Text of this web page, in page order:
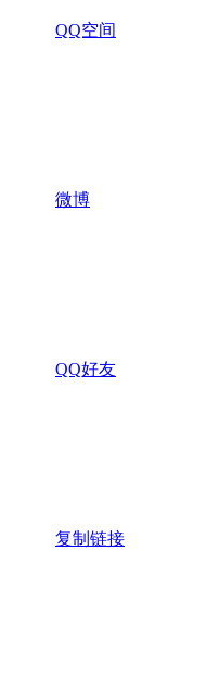
QQ空间
微博
QQ好友
复制链接